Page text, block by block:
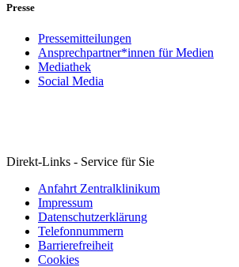
Presse
Pressemitteilungen
Ansprechpartner*innen für Medien
Mediathek
Social Media
Direkt-Links - Service für Sie
Anfahrt Zentralklinikum
Impressum
Datenschutzerklärung
Telefonnummern
Barrierefreiheit
Cookies